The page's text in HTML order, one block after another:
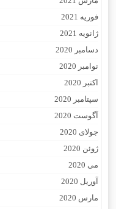
فوریه 2021
ژانویه 2021
دسامبر 2020
نوامبر 2020
اکتبر 2020
سپتامبر 2020
آگوست 2020
جولای 2020
ژوئن 2020
می 2020
آوریل 2020
مارس 2020